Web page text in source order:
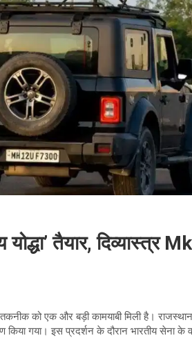
तैयार, दिव्यास्त्र
तकनीक को एक और बड़ी कामयाबी मिली है।
किया गया। इस प्रदर्शन के दौरान भारतीय सेना